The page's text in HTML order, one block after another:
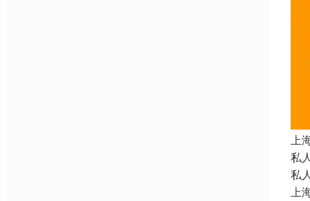
上
私
私
上